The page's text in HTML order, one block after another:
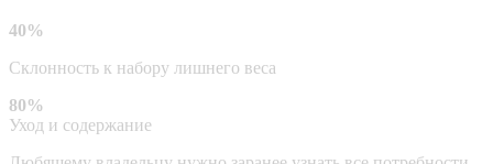
40%
Склонность к набору лишнего веса
80%
Уход и содержание